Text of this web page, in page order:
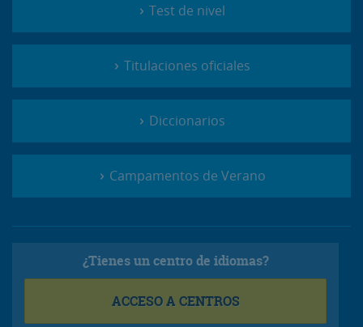
Test de nivel
Titulaciones oficiales
Diccionarios
Campamentos de Verano
¿Tienes un centro de idiomas?
ACCESO A CENTROS